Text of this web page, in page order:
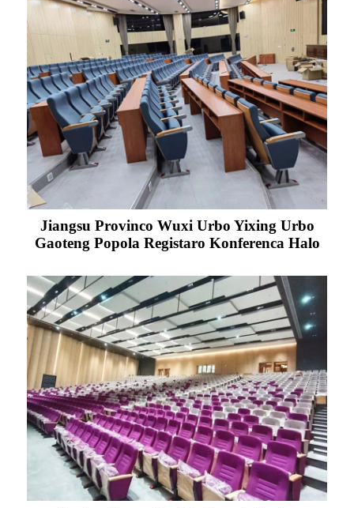
Jiangsu Provinco Wuxi Urbo Yixing Urbo
Gaoteng Popola Registaro Konferenca Halo